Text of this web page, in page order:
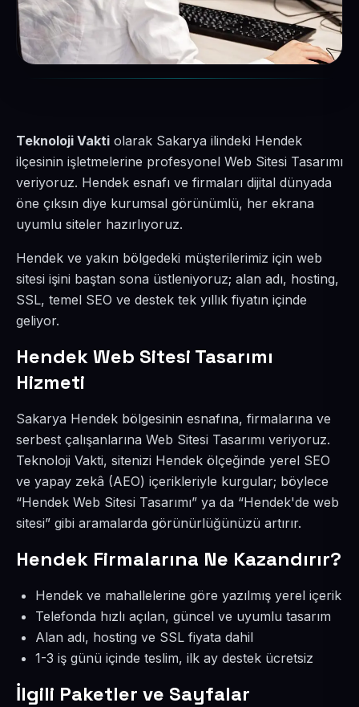
Teknoloji Vakti olarak Sakarya ilindeki Hendek
ilçesinin işletmelerine profesyonel Web Sitesi Tasarımı
veriyoruz. Hendek esnafı ve firmaları dijital dünyada
öne çıksın diye kurumsal görünümlü, her ekrana
uyumlu siteler hazırlıyoruz.
Hendek ve yakın bölgedeki müşterilerimiz için web
sitesi işini baştan sona üstleniyoruz; alan adı, hosting,
SSL, temel SEO ve destek tek yıllık fiyatın içinde
geliyor.
Hendek Web Sitesi Tasarımı
Hizmeti
Sakarya Hendek bölgesinin esnafına, firmalarına ve
serbest çalışanlarına Web Sitesi Tasarımı veriyoruz.
Teknoloji Vakti, sitenizi Hendek ölçeğinde yerel SEO
ve yapay zekâ (AEO) içerikleriyle kurgular; böylece
“Hendek Web Sitesi Tasarımı” ya da “Hendek'de web
sitesi” gibi aramalarda görünürlüğünüzü artırır.
Hendek Firmalarına Ne Kazandırır?
Hendek ve mahallelerine göre yazılmış yerel içerik
Telefonda hızlı açılan, güncel ve uyumlu tasarım
Alan adı, hosting ve SSL fiyata dahil
1-3 iş günü içinde teslim, ilk ay destek ücretsiz
İlgili Paketler ve Sayfalar